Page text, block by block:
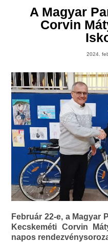
A Magyar
Corvin
2024.
Február 22-e, a Magyar
Kecskeméti Corvin
napos